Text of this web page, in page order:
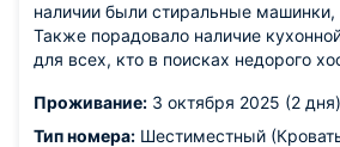
наличии были стиральные машинки,
Также порадовало наличие
для всех, кто в поисках недорого
Проживание: 3 октября 2025 (2 дня)
Тип номера: Шестиместный